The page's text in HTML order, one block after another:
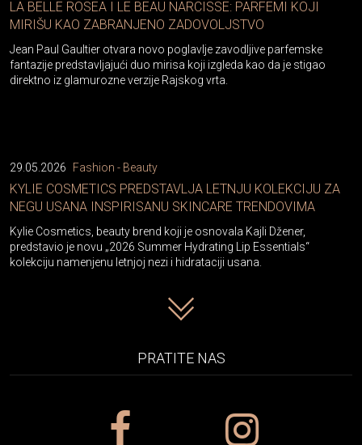
LA BELLE ROSEA I LE BEAU NARCISSE: PARFEMI KOJI
MIRIŠU KAO ZABRANJENO ZADOVOLJSTVO
Jean Paul Gaultier otvara novo poglavlje zavodljive parfemske
fantazije predstavljajući duo mirisa koji izgleda kao da je stigao
direktno iz glamurozne verzije Rajskog vrta.
29.05.2026 Fashion - Beauty
KYLIE COSMETICS PREDSTAVLJA LETNJU KOLEKCIJU ZA
NEGU USANA INSPIRISANU SKINCARE TRENDOVIMA
Kylie Cosmetics, beauty brend koji je osnovala Kajli Džener,
predstavio je novu „2026 Summer Hydrating Lip Essentials“
kolekciju namenjenu letnjoj nezi i hidrataciji usana.
PRATITE NAS